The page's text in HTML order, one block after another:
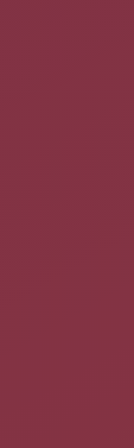
par la
mis en
le
fr.lan
maître :